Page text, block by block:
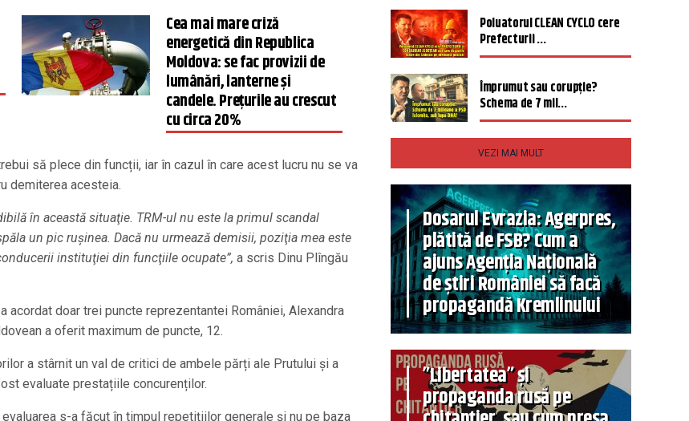
Cea mai mare criză
energetică din Republica
Moldova: se fac provizii de
lumânări, lanterne și
candele. Prețurile au crescut
cu circa 20%
să plece din funcții, iar în cazul în care acest lucru nu se va
demiterea acesteia.
în această situaţie. TRM-ul nu este la primul scandal
un pic ruşinea. Dacă nu urmează demisii, poziţia mea este
instituţiei din funcţiile ocupate”, a scris Dinu Plîngău
doar trei puncte reprezentantei României, Alexandra
a oferit maximum de puncte, 12.
a stârnit un val de critici de ambele părți ale Prutului și a
evaluate prestațiile concurenților.
s-a făcut în timpul repetițiilor generale și nu pe baza
Poluatorul CLEAN CYCLO cere
Prefecturii ...
Împrumut sau corupție?
Schema de 7 mil...
VEZI MAI MULT
Dosarul Evrazia: Agerpres,
plătită de FSB? Cum a
ajuns Agenția Națională
de știri României să facă
propagandă Kremlinului
”Libertatea” și
propaganda rusă pe